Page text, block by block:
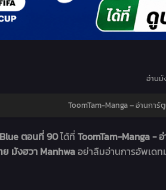
อ่านมั
ToomTam-Manga – อ่านการ์
ตอนที่ 90ได้ที่ ToomTam-Manga -
มังฮวา Manhwaอย่าลืมอ่านการอัพเดท